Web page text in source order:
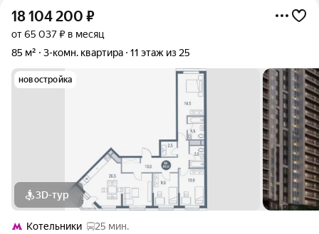
18 104 200 ₽
от 65 037 ₽ в месяц
85 м²
3-комн. квартира 11 этаж из 25
новостройка
3D-тур
Котельники
25 мин.